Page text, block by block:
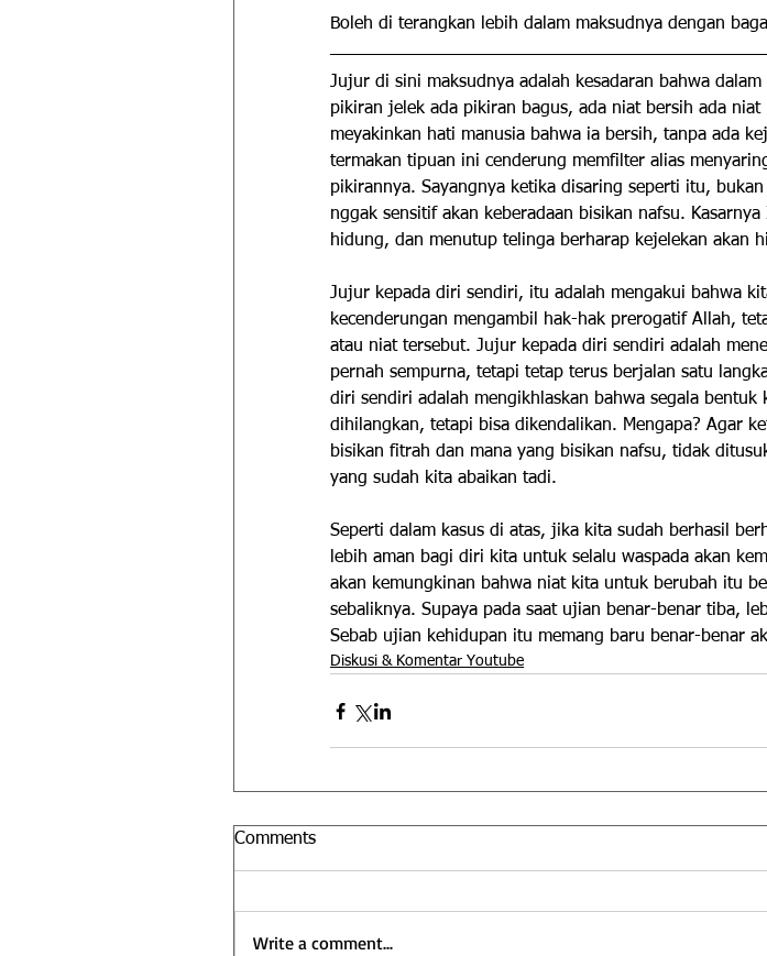
Boleh di terangkan lebih dalam maksudnya dengan
Jujur di sini maksudnya adalah kesadaran bahwa
pikiran jelek ada pikiran bagus, ada niat bersih ada niat
meyakinkan hati manusia bahwa ia bersih, tanpa ada
termakan tipuan ini cenderung memfilter alias
pikirannya. Sayangnya ketika disaring seperti itu,
nggak sensitif akan keberadaan bisikan nafsu.
hidung, dan menutup telinga berharap kejelekan akan
Jujur kepada diri sendiri, itu adalah mengakui bahwa
kecenderungan mengambil hak-hak prerogatif Allah,
atau niat tersebut. Jujur kepada diri sendiri adalah
pernah sempurna, tetapi tetap terus berjalan satu
diri sendiri adalah mengikhlaskan bahwa segala
dihilangkan, tetapi bisa dikendalikan. Mengapa? Agar
bisikan fitrah dan mana yang bisikan nafsu, tidak
yang sudah kita abaikan tadi.
Seperti dalam kasus di atas, jika kita sudah berhasil
lebih aman bagi diri kita untuk selalu waspada akan
akan kemungkinan bahwa niat kita untuk berubah itu
sebaliknya. Supaya pada saat ujian benar-benar tiba,
Sebab ujian kehidupan itu memang baru benar-benar
Diskusi & Komentar Youtube
Comments
Write a comment...